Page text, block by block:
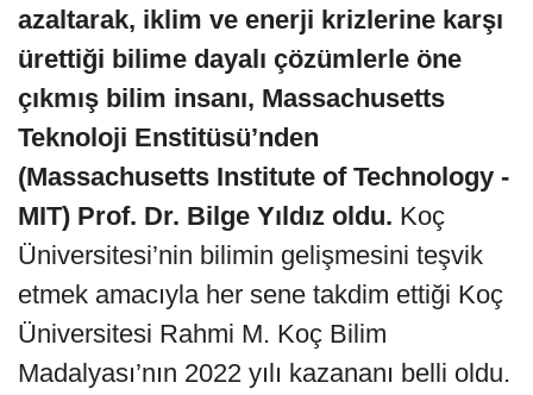
azaltarak, iklim ve enerji krizlerine karşı
ürettiği bilime dayalı çözümlerle öne
çıkmış bilim insanı, Massachusetts
Teknoloji Enstitüsü’nden
(Massachusetts Institute of Technology -
MIT) Prof. Dr. Bilge Yıldız oldu. Koç
Üniversitesi’nin bilimin gelişmesini teşvik
etmek amacıyla her sene takdim ettiği Koç
Üniversitesi Rahmi M. Koç Bilim
Madalyası’nın 2022 yılı kazananı belli oldu.